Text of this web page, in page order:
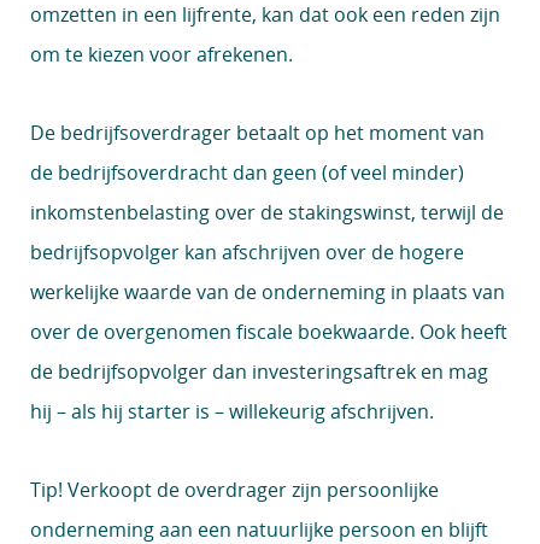
omzetten in een lijfrente, kan dat ook een reden zijn
om te kiezen voor afrekenen.
De bedrijfsoverdrager betaalt op het moment van
de bedrijfsoverdracht dan geen (of veel minder)
inkomstenbelasting over de stakingswinst, terwijl de
bedrijfsopvolger kan afschrijven over de hogere
werkelijke waarde van de onderneming in plaats van
over de overgenomen fiscale boekwaarde. Ook heeft
de bedrijfsopvolger dan investeringsaftrek en mag
hij – als hij starter is – willekeurig afschrijven.
Tip! Verkoopt de overdrager zijn persoonlijke
onderneming aan een natuurlijke persoon en blijft